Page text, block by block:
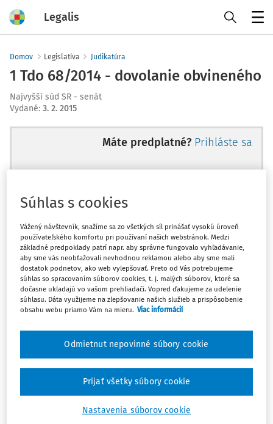
Legalis
Domov Legislatíva Judikatúra
1 Tdo 68/2014 - dovolanie obvineného
Najvyšší súd SR - senát
Vydané: 3. 2. 2015
Máte predplatné? Prihláste sa
Ups, zatiaľ ste si prečítali len
začiatok...
Celý odborný obsah z tejto oblasti je
dostupný predplatiteľom portálu.
obsahu a získajte prístup na 10 dní
zdarma, stačí sa len zaregistrovať.
Vďaka registrácii získate prístup aj k
vybranému obsahu:
Súhlas s cookies
Vážený návštevník, snažíme sa zo všetkých síl prinášať vysokú úroveň
používateľského komfortu pri používaní našich webstránok. Medzi
základné predpoklady patrí napr. aby správne fungovalo vyhľadávanie,
aby sme vás neobťažovali nevhodnou reklamou alebo aby sme mali
dostatok podnetov, ako web vylepšovať. Preto od Vás potrebujeme
súhlas so spracovaním súborov cookies, t. j. malých súborov, ktoré sa
dočasne ukladajú vo vašom prehliadači. Vopred ďakujeme za udelenie
súhlasu. Dáta využijeme na zlepšovanie našich služieb a prispôsobenie
obsahu webu priamo Vám na mieru. Viac informácií
Nastavenia súborov cookie
Odmietnut nepovinné súbory cookie
Prijať všetky súbory cookie